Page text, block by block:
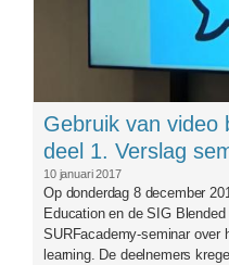
Gebruik van video
deel 1. Verslag
10 januari 2017
Op donderdag 8 december
Education en de SIG
SURFacademy-seminar over
learning. De deelnemers